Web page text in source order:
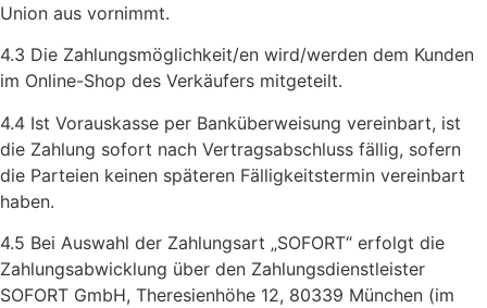
Union aus vornimmt.
4.3 Die Zahlungsmöglichkeit/en wird/werden dem Kunden
im Online-Shop des Verkäufers mitgeteilt.
4.4 Ist Vorauskasse per Banküberweisung vereinbart, ist
die Zahlung sofort nach Vertragsabschluss fällig, sofern
die Parteien keinen späteren Fälligkeitstermin vereinbart
haben.
4.5 Bei Auswahl der Zahlungsart „SOFORT“ erfolgt die
Zahlungsabwicklung über den Zahlungsdienstleister
SOFORT GmbH, Theresienhöhe 12, 80339 München (im